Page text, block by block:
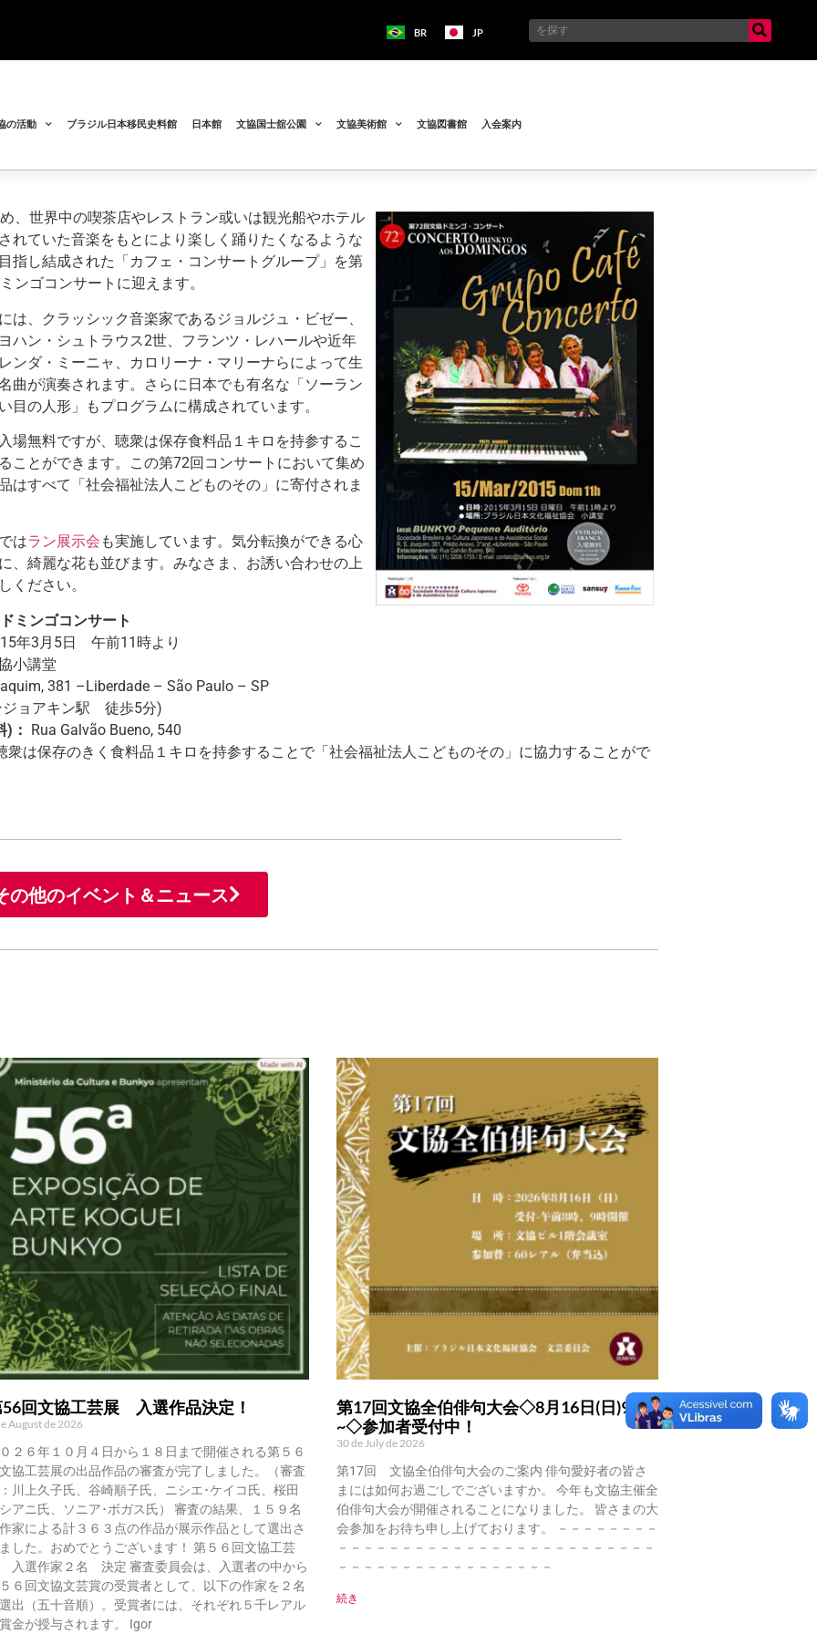
BR JP
の活動 ブラジル日本移民史料館 日本館 文協国士舘公園 文協美術館 文協図書館 入会案内
、世界中の喫茶店やレストラン或いは観光船やホテル
れていた音楽をもとにより楽しく踊りたくなるような
指し結成された「カフェ・コンサートグループ」を第
ンゴコンサートに迎えます。
は、クラッシック音楽家であるジョルジュ・ビゼー、
ハン・シュトラウス2世、フランツ・レハールや近年
ンダ・ミーニャ、カロリーナ・マリーナらによって生
曲が演奏されます。さらに日本でも有名な「ソーラン
目の人形」もプログラムに構成されています。
場無料ですが、聴衆は保存食料品１キロを持参するこ
ことができます。この第72回コンサートにおいて集め
はすべて「社会福祉法人こどものその」に寄付されま
はラン展示会 も実施しています。気分転換ができる心
、綺麗な花も並びます。みなさま、お誘い合わせの上
ください。
ミンゴコンサート
年3月5日 午前11時より
小講堂
381 –Liberdade – São Paulo – SP
ジョアキン駅 徒歩5分)
)： Rua Galvão Bueno, 540
衆は保存のきく食料品１キロを持参することで「社会福祉法人こどものその」に協力することがで
の他のイベント＆ニュース
回文協工芸展 入選作品決定！
August de 2026
２６年１０月４日から１８日まで開催される第５６
協工芸展の出品作品の審査が完了しました。（審査
川上久子氏、谷崎順子氏、ニシエ･ケイコ氏、桜田
アニ氏、ソニア･ボガス氏） 審査の結果、１５９名
家による計３６３点の作品が展示作品として選出さ
した。おめでとうございます！ 第５６回文協工芸
入選作家２名 決定 審査委員会は、入選者の中から
６回文協文芸賞の受賞者として、以下の作家を２名
出（五十音順）。受賞者には、それぞれ５千レアル
金が授与されます。 Igor
第17回文協全伯俳句大会◇8月16日(日)9時
~◇参加者受付中！
30 de July de 2026
第17回 文協全伯俳句大会のご案内 俳句愛好者の皆さ
まには如何お過ごしでございますか。 今年も文協主催全
伯俳句大会が開催されることになりました。 皆さまの大
会参加をお待ち申し上げております。 －－－－－－－－
－－－－－－－－－－－－－－－－－－－－－－－－－
－－－－－－－－－－－－－－－－－
続き